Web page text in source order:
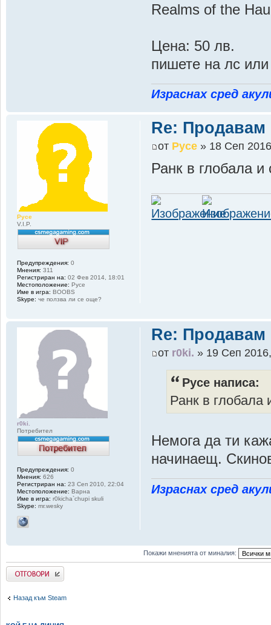
Realms of the
Цена: 50 лв.
пишете на лс
Израснах сред
Re: Продавам
от Pyce » 18 Сеп
Ранк в глобала и
Pyce
V.I.P.
Предупреждения: 0
Мнения: 311
Регистриран на: 02 Фев 2014, 18:01
Местоположение: Pyce
Име в игра: BOOBS
Skype: че ползва ли се още?
Re: Продавам
от r0ki. » 19 Сеп
Pyce написа:
Ранк в глобала
Немога да ти
начинаещ.
Израснах сред
r0ki.
Потребител
Предупреждения: 0
Мнения: 626
Регистриран на: 23 Сеп 2010, 22:04
Местоположение: Варна
Име в игра: r0kicha`chupi skuli
Skype: mr.wesky
Покажи мненията от миналия:
Добави отговор
Назад към Steam